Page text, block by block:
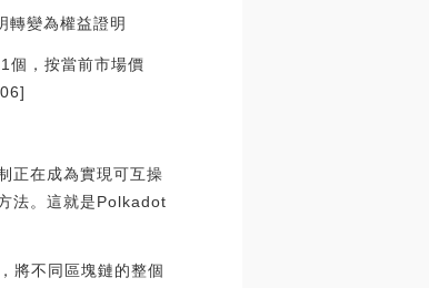
轉變為權益證明
個，按當前市場價
正在成為實現可互操
法。這就是Polkadot
將不同區塊鏈的整個